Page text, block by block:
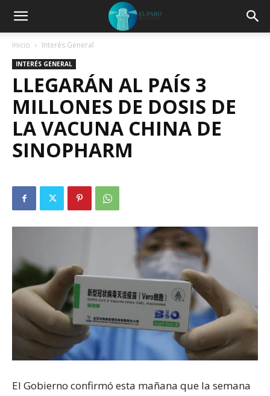
Inicio Interés General
INTERÉS GENERAL
LLEGARÁN AL PAÍS 3
MILLONES DE DOSIS DE
LA VACUNA CHINA DE
SINOPHARM
El Gobierno confirmó esta mañana que la semana